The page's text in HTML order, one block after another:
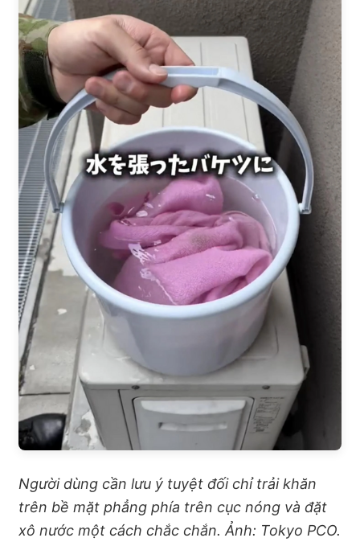
Người dùng cần lưu ý tuyệt đối chỉ trải khăn
trên bề mặt phẳng phía trên cục nóng và đặt
xô nước một cách chắc chắn. Ảnh: Tokyo PCO.